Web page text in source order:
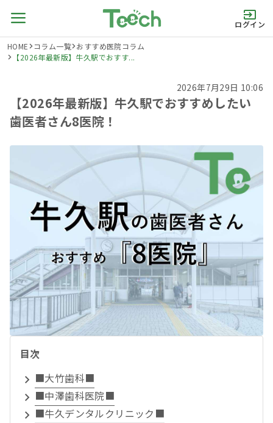
ログイン
HOME コラム一覧 おすすめ医院コラム
【2026年最新版】牛久駅でおすす...
2026年7月29日 10:06
【2026年最新版】牛久駅でおすすめしたい
歯医者さん8医院！
目次
■大竹歯科■
■中澤歯科医院■
■牛久デンタルクリニック■